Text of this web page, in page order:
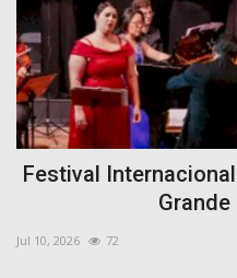
Festival
Jul 10, 2026 72